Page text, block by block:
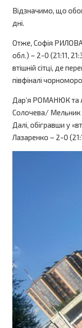
Відзначимо, що
дні.
Отже, Софія
обл.) – 2-0 (21:11,
втішній сітці, де
півфіналі
Дар’я РОМАНЮК та
Солочева/ Мельник
Далі, обігравши у
Лазаренко – 2-0